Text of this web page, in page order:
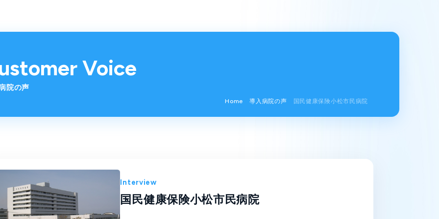
Voice
院の声
Home 導入病院の声 国民健康保険小松市民病院
Interview
国民健康保険小松市民病院